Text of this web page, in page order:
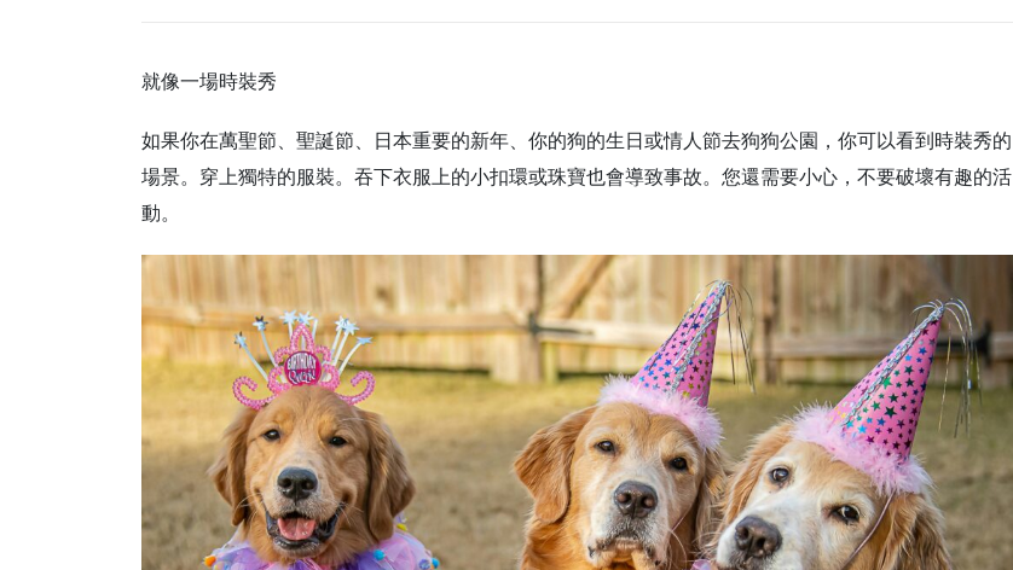
就像一場時裝秀
如果你在萬聖節、聖誕節、日本重要的新年、你的狗的生日或情人節去狗狗公園，你可以看到時裝秀的
場景。穿上獨特的服裝。吞下衣服上的小扣環或珠寶也會導致事故。您還需要小心，不要破壞有趣的活
動。